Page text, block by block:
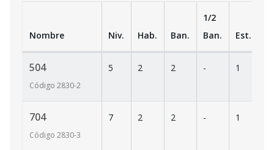
Nombre Niv. Hab. Ban.
1/2
Ban.
Est.
504
Código 2830-2
5 2 2 - 1
704
Código 2830-3
7 2 2 - 1